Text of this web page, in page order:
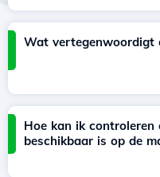
Wat vertegenwoordigt
Hoe kan ik controleren
beschikbaar is op de